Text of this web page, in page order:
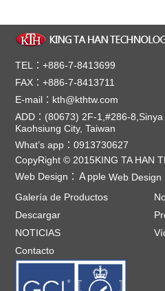
TEL：+886-7-8413699
FAX：+886-7-8413711
E-mail：kth@kthtw.com
ADD：(80673) 2F-1,#286-
Kaohsiung City, Taiwan
What’s app：0913730627
CopyRight © 2015KING TA HAN
Web Design： ＡppleWeb Design
Galería de Productos
Descargar
NOTICIAS
Contacto